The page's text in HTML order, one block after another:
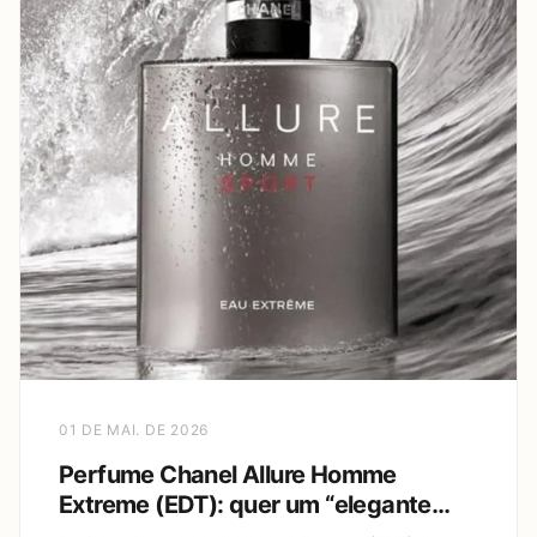
01 DE MAI. DE 2026
Perfume Chanel Allure Homme
Extreme (EDT): quer um “elegante